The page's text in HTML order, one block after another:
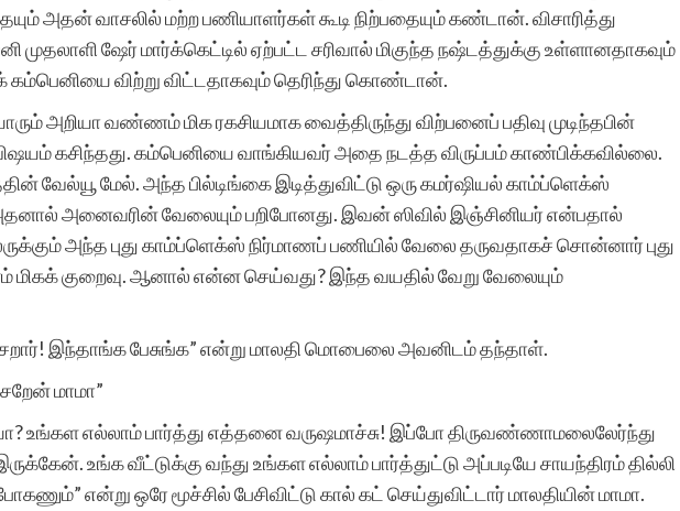
அதன் வாசலில் மற்ற பணியாளர்கள் கூடி நிற்பதையும் கண்டான். விசாரித்து
முதலாளி ஷேர் மார்க்கெட்டில் ஏற்பட்ட சரிவால் மிகுந்த நஷ்டத்துக்கு உள்ளானதாகவும்
விற்று விட்டதாகவும் தெரிந்து கொண்டான்.
அறியா வண்ணம் மிக ரகசியமாக வைத்திருந்து விற்பனைப் பதிவு முடிந்தபின்
கசிந்தது. கம்பெனியை வாங்கியவர் அதை நடத்த விருப்பம் காண்பிக்கவில்லை.
வேல்யூ மேல். அந்த பில்டிங்கை இடித்துவிட்டு ஒரு கமர்ஷியல் காம்ப்ளெக்ஸ்
அனைவரின் வேலையும் பறிபோனது. இவன் ஸிவில் இஞ்சினியர் என்பதால்
அந்த புது காம்ப்ளெக்ஸ் நிர்மாணப் பணியில் வேலை தருவதாகச் சொன்னார் புது
மிகக் குறைவு. ஆனால் என்ன செய்வது? இந்த வயதில் வேறு வேலையும்
இந்தாங்க பேசுங்க” என்று மாலதி மொபைலை அவனிடம் தந்தாள்.
மாமா”
உங்கள எல்லாம் பார்த்து எத்தனை வருஷமாச்சு! இப்போ திருவண்ணாமலைலேர்ந்து
உங்க வீட்டுக்கு வந்து உங்கள எல்லாம் பார்த்துட்டு அப்படியே சாயந்திரம் தில்லி
என்று ஒரே மூச்சில் பேசிவிட்டு கால் கட் செய்துவிட்டார் மாலதியின் மாமா.
ஒரு கூகுள் தேடலில்
உங்கள் தளத்தை
வந்தடைந்து என்
கதைகளை அங்கு
கண்டேன். உங்கள்
இயங்குமுறையும் சிறப்பாக
நன்றியும்!